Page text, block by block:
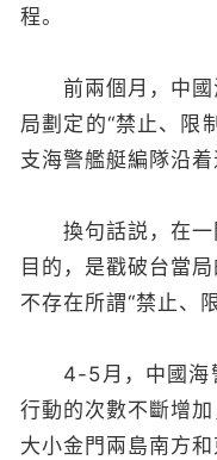
程。
前兩個月，中國
局劃定的“禁止、限
支海警艦艇編隊沿着
換句話説，在一
目的，是戳破台當
不存在所謂“禁止、
4-5月，中國海警
行動的次數不斷增
大小金門兩島南方和